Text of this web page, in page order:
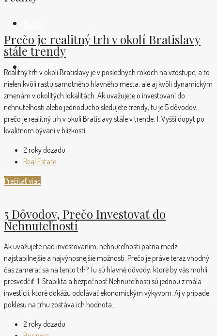
KONTAKT
Prečo je realitný trh v okolí Bratislavy
stále trendy
Realitný trh v okolí Bratislavy je v posledných rokoch na vzostupe, a to
nielen kvôli rastu samotného hlavného mesta, ale aj kvôli dynamickým
zmenám v okolitých lokalitách. Ak uvažujete o investovaní do
nehnuteľnosti alebo jednoducho sledujete trendy, tu je 5 dôvodov,
prečo je realitný trh v okolí Bratislavy stále v trende. 1. Vyšší dopyt po
kvalitnom bývaní v blízkosti...
2 roky dozadu
Real Estate
Prečítať viac
5 Dôvodov, Prečo Investovať do
Nehnuteľností
Ak uvažujete nad investovaním, nehnuteľnosti patria medzi
najstabilnejšie a najvýnosnejšie možnosti. Prečo je práve teraz vhodný
čas zamerať sa na tento trh? Tu sú hlavné dôvody, ktoré by vás mohli
presvedčiť: 1. Stabilita a bezpečnosť Nehnuteľnosti sú jednou z mála
investícií, ktoré dokážu odolávať ekonomickým výkyvom. Aj v prípade
poklesu na trhu zostáva ich hodnota...
2 roky dozadu